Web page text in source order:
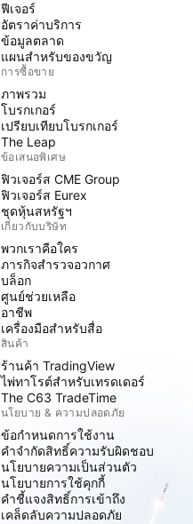
ฟีเจอร์
อัตราค่าบริการ
ข้อมูลตลาด
แผนสำหรับของขวัญ
การซื้อขาย
ภาพรวม
โบรกเกอร์
เปรียบเทียบโบรกเกอร์
The Leap
ข้อเสนอพิเศษ
ฟิวเจอร์ส CME Group
ฟิวเจอร์ส Eurex
ชุดหุ้นสหรัฐฯ
เกี่ยวกับบริษัท
พวกเราคือใคร
ภารกิจสำรวจอวกาศ
บล็อก
ศูนย์ช่วยเหลือ
อาชีพ
เครื่องมือสำหรับสื่อ
สินค้า
ร้านค้า TradingView
ไพ่ทาโรต์สำหรับเทรดเดอร์
The C63 TradeTime
นโยบาย & ความปลอดภัย
ข้อกำหนดการใช้งาน
คำจำกัดสิทธิ์ความรับผิดชอบ
นโยบายความเป็นส่วนตัว
นโยบายการใช้คุกกี้
คำชี้แจงสิทธิ์การเข้าถึง
เคล็ดลับความปลอดภัย